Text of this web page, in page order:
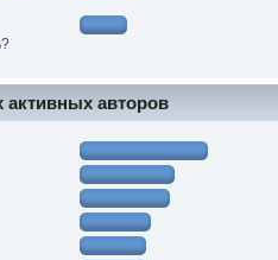
активных авторов